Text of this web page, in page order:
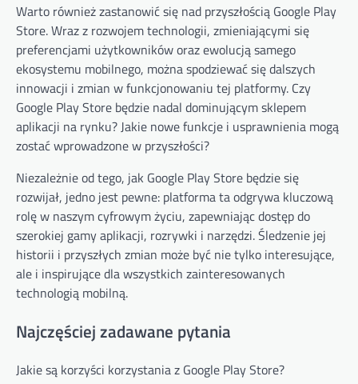
Warto również zastanowić się nad przyszłością Google Play
Store. Wraz z rozwojem technologii, zmieniającymi się
preferencjami użytkowników oraz ewolucją samego
ekosystemu mobilnego, można spodziewać się dalszych
innowacji i zmian w funkcjonowaniu tej platformy. Czy
Google Play Store będzie nadal dominującym sklepem
aplikacji na rynku? Jakie nowe funkcje i usprawnienia mogą
zostać wprowadzone w przyszłości?
Niezależnie od tego, jak Google Play Store będzie się
rozwijał, jedno jest pewne: platforma ta odgrywa kluczową
rolę w naszym cyfrowym życiu, zapewniając dostęp do
szerokiej gamy aplikacji, rozrywki i narzędzi. Śledzenie jej
historii i przyszłych zmian może być nie tylko interesujące,
ale i inspirujące dla wszystkich zainteresowanych
technologią mobilną.
Najczęściej zadawane pytania
Jakie są korzyści korzystania z Google Play Store?